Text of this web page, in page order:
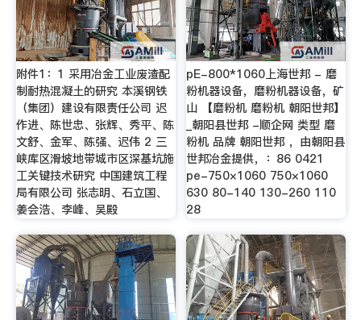
附件1：1 采用冶金工业废渣配
制耐热混凝土的研究 本溪钢铁
（集团）建设有限责任公司 迟
作进、陈世忠、张辉、秀平、陈
文舒、金军、陈强、迟伟 2 三
峡库区滑坡地带城市区深基坑施
工关键技术研究 中国建筑工程
局有限公司 张志明、石立国、
姜会浩、李峰、吴殿
pE-800*1060上海世邦 - 磨
粉机器设备，磨粉机器设备，矿
山 【磨粉机 磨粉机 朝阳世邦】
_朝阳县世邦 -顺企网 类型 磨
粉机 品牌 朝阳世邦 ，由朝阳县
世邦冶金提供，：86 0421
pe-750×1060 750×1060
630 80-140 130-260 110
28